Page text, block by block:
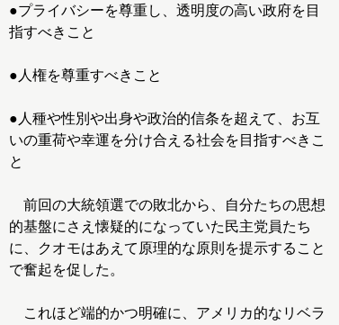
●プライバシーを尊重し、透明度の高い政府を目
指すべきこと
●人権を尊重すべきこと
●人種や性別や出身や政治的信条を超えて、お互
いの重荷や幸運を分け合える社会を目指すべきこ
と
前回の大統領選での敗北から、自分たちの思想
的基盤にさえ懐疑的になっていた民主党員たち
に、クオモはあえて原理的な原則を提示すること
で奮起を促した。
これほど端的かつ明確に、アメリカ的なリベラ